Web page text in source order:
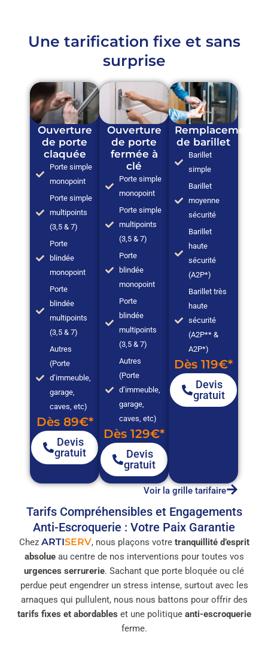
Une tarification fixe et sans
surprise
Ouverture
de porte
claquée
Porte simple
monopoint
Porte simple
multipoints
(3,5 & 7)
Porte
blindée
monopoint
Porte
blindée
multipoints
(3,5 & 7)
Autres
(Porte
d’immeuble,
garage,
caves, etc)
Dès 89€*
Devis
gratuit
Ouverture
de porte
fermée à
clé
Porte simple
monopoint
Porte simple
multipoints
(3,5 & 7)
Porte
blindée
monopoint
Porte
blindée
multipoints
(3,5 & 7)
Autres
(Porte
d’immeuble,
garage,
caves, etc)
Dès 129€*
Devis
gratuit
Remplacement
de barillet
Barillet
simple
Barillet
moyenne
sécurité
Barillet
haute
sécurité
(A2P*)
Barillet très
haute
sécurité
(A2P** &
A2P*)
Dès 119€*
Devis
gratuit
Voir la grille tarifaire
Tarifs Compréhensibles et Engagements
Anti-Escroquerie : Votre Paix Garantie
Chez ARTISERV, nous plaçons votre tranquillité d’esprit
absolueau centre de nos interventions pour toutes vos
urgences serrurerie. Sachant que porte bloquée ou clé
perdue peut engendrer un stress intense, surtout avec les
arnaques qui pullulent, nous nous battons pour offrir des
tarifs fixes et abordables et une politique anti-escroquerie
ferme.